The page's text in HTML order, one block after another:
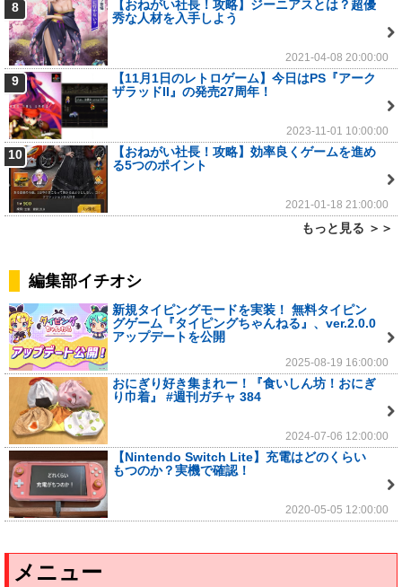
8
【おねがい社長！攻略】ジーニアスとは？超優
秀な人材を入手しよう
2021-04-08 20:00:00
9
【11月1日のレトロゲーム】今日はPS『アーク
ザラッドII』の発売27周年！
2023-11-01 10:00:00
10
【おねがい社長！攻略】効率良くゲームを進め
る5つのポイント
2021-01-18 21:00:00
もっと見る ＞＞
編集部イチオシ
新規タイピングモードを実装！ 無料タイピン
グゲーム『タイピングちゃんねる』、ver.2.0.0
アップデートを公開
2025-08-19 16:00:00
おにぎり好き集まれー！『食いしん坊！おにぎ
り巾着』 #週刊ガチャ 384
2024-07-06 12:00:00
【Nintendo Switch Lite】充電はどのくらい
もつのか？実機で確認！
2020-05-05 12:00:00
メニュー